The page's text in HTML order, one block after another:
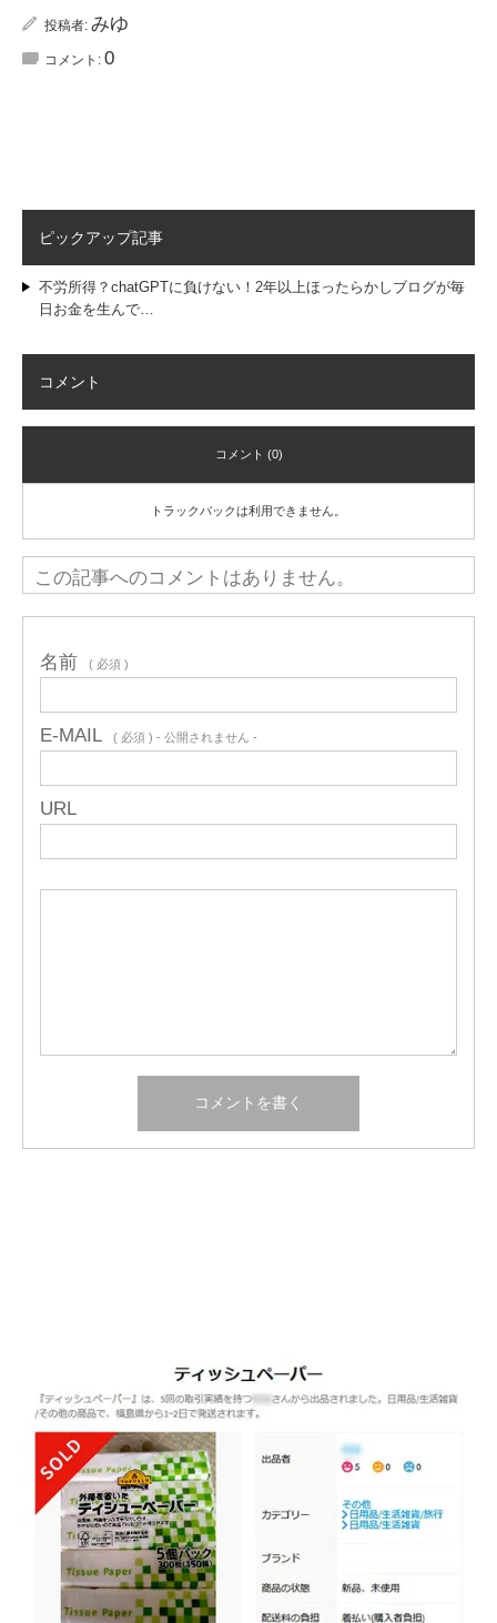
投稿者: みゆ
コメント: 0
ピックアップ記事
不労所得？chatGPTに負けない！2年以上ほったらかしブログが毎
日お金を生んで…
コメント
コメント (0)
トラックバックは利用できません。
この記事へのコメントはありません。
名前 ( 必須 )
E-MAIL ( 必須 ) - 公開されません -
URL